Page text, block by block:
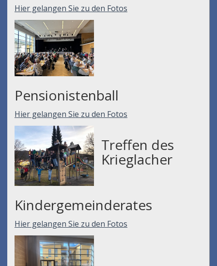
Hier gelangen Sie zu den Fotos
Pensionistenball
Hier gelangen Sie zu den Fotos
Treffen des
Krieglacher
Kindergemeinderates
Hier gelangen Sie zu den Fotos